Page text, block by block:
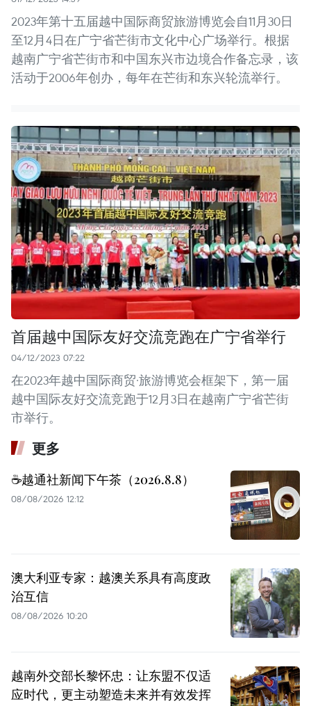
2023年第十五届越中国际商贸旅游博览会自11月30日
至12月4日在广宁省芒街市文化中心广场举行。根据
越南广宁省芒街市和中国东兴市边境合作备忘录，该
活动于2006年创办，每年在芒街和东兴轮流举行。
首届越中国际友好交流竞跑在广宁省举行
04/12/2023 07:22
在2023年越中国际商贸·旅游博览会框架下，第一届
越中国际友好交流竞跑于12月3日在越南广宁省芒街
市举行。
更多
☕️越通社新闻下午茶（2026.8.8）
08/08/2026 12:12
澳大利亚专家：越澳关系具有高度政
治互信
08/08/2026 10:20
越南外交部长黎怀忠：让东盟不仅适
应时代，更主动塑造未来并有效发挥